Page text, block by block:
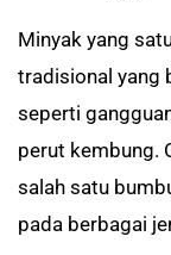
Minyak yang
tradisional yang
seperti
perut kembung.
salah satu
pada berbagai